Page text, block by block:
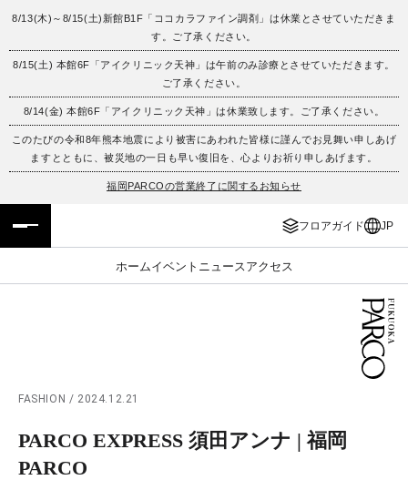
8/13(木)～8/15(土)新館B1F「ココカラファイン調剤」は休業とさせていただきま
す。ご了承ください。
8/15(土) 本館6F「アイクリニック天神」は午前のみ診療とさせていただきます。
ご了承ください。
8/14(金) 本館6F「アイクリニック天神」は休業致します。ご了承ください。
このたびの令和8年熊本地震により被害にあわれた皆様に謹んでお見舞い申しあげ
ますとともに、被災地の一日も早い復旧を、心よりお祈り申しあげます。
福岡PARCOの営業終了に関するお知らせ
フロアガイド JP
ホームイベント ニュース アクセス
フロアガイド
施設案内・アクセス
イベント・ポップアップ
レストラン・カフェ
ENGLISH
繁体字
簡体字
ภาษาไทย
FASHION / 2024.12.21
PARCO EXPRESS 須田アンナ | 福岡
PARCO